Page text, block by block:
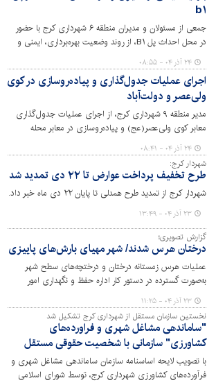
b۱
جمعی از مسئولان و مدیران منطقه ۶ شهرداری کرج با حضور
در محل احداث پل B۱، از روند وضعیت بهره‌برداری، ایمنی و
شرایط فنی این پل بازدید کردند.
۲۴ آذر ۰۴ - ۰۸:۵۵
اجرای عملیات جدول‌گذاری و پیاده‌روسازی در کوی
ولی‌عصر و دولت‌آباد
مدیر منطقه ۹ شهرداری کرج، از اجرای عملیات جدول‌گذاری
معابر کوی ولی‌عصر(عج) و پیاده‌روسازی در معابر محله
دولت‌آباد خبر داد.
۲۴ آذر ۰۴ - ۰۸:۴۱
شهردار کرج:
طرح تخفیف پرداخت عوارض تا ۲۲ دی تمدید شد
شهردار کرج از تمدید طرح همدلی تا پایان ۲۲ دی ماه خبر داد.
۲۳ آذر ۰۴ - ۱۳:۴۹
گزارش تصویری؛
درختان هرس شدند/ شهر مهیای بارش‌های پاییزی
عملیات هرس زمستانه درختان و درختچه‌های سطح شهر
به‌صورت گسترده در دستور کار اداره حفظ و نگهداری امور
مناطق شهرداری کرج قرارگرفته است. هرس درختان هنگام
خواب زمستانه باهدف حذف شاخه‌های آفت‌زده و بیمار، رفع
خطر شاخه‌های خطرآفرین در کنار تیرهای برق، رفع دید
المان‌های ترافیکی، پیرایش و آراستگی درختان، افزایش
مقاومت گیاهان در برابر فشارهای بیرونی مانند باد و یخبندان
انجام می‌شود.
۲۳ آذر ۰۴ - ۱۱:۲۵
نخستین سازمان مستقل از شهرداری کرج تشکیل شد
"ساماندهی مشاغل شهری و فراورده‌های
کشاورزی" سازمانی با شخصیت حقوقی مستقل
با تصویب لایحه اساسنامه سازمان ساماندهی مشاغل شهری و
فرآورده‌های کشاورزی شهرداری کرج، توسط شورای اسلامی